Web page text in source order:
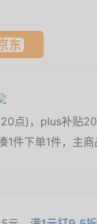
点)，plus补贴
件下单1件，主商